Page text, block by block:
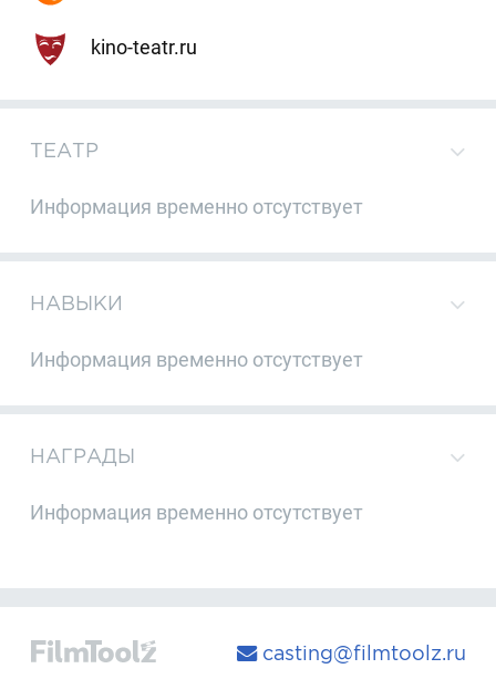
kino-teatr.ru
ТЕАТР
Информация временно отсутствует
НАВЫКИ
Информация временно отсутствует
НАГРАДЫ
Информация временно отсутствует
casting@filmtoolz.ru